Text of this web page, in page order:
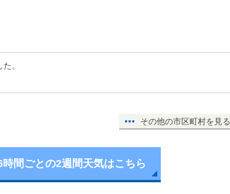
。
その他の市区町村を見る
時間ごとの2週間天気はこちら